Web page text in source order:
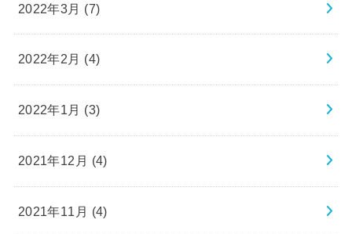
2022年3月 (7)
2022年2月 (4)
2022年1月 (3)
2021年12月 (4)
2021年11月 (4)